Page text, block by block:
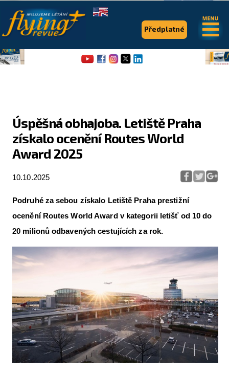
Úspěšná obhajoba. Letiště Praha
získalo ocenění Routes World
Award 2025
10.10.2025
Podruhé za sebou získalo Letiště Praha prestižní
ocenění Routes World Award v kategorii letišť od 10 do
20 milionů odbavených cestujících za rok.
Předplatné
.
Flying Revue
Pro piloty
Série & speciály
Aktuální FR + archiv
Letecká muzea
VFR Communication app
The SAFE Guide app
Nabídky práce v letectví
Inzerujte s námi